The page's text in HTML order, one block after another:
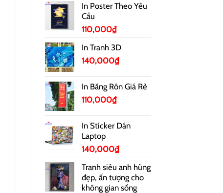
In Poster Theo Yêu
Cầu
110,000₫
In Tranh 3D
140,000₫
In Băng Rôn Giá Rẻ
110,000₫
In Sticker Dán
Laptop
140,000₫
Tranh siêu anh hùng
đẹp, ấn tượng cho
không gian sống